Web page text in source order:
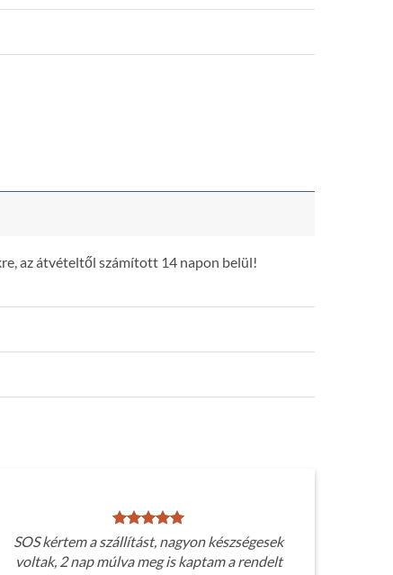
az átvételtől számított 14 napon belül!
SOS kértem a szállítást, nagyon készségesek
voltak, 2 nap múlva meg is kaptam a rendelt